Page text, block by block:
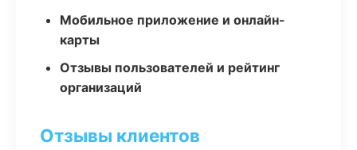
Мобильное приложение и онлайн-
карты
Отзывы пользователей и рейтинг
организаций
Отзывы клиентов